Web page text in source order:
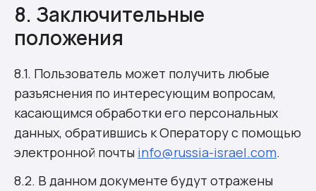
8. Заключительные
положения
8.1. Пользователь может получить любые
разъяснения по интересующим вопросам,
касающимся обработки его персональных
данных, обратившись к Оператору с помощью
электронной почты info@russia-israel.com.
8.2. В данном документе будут отражены